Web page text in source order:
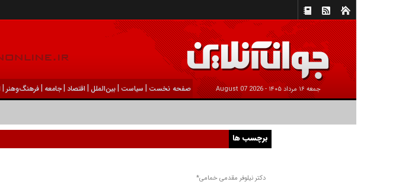
جمعه ۱۶ مرداد ۱۴۰۵ - 2026 August 07 صفحه نخست | سیاست |بين‌الملل | اقتصاد |جامعه |فرهنگ‌و‌هنر |
برچسب ها
دکتر نیلوفر مقدمی خمامی*